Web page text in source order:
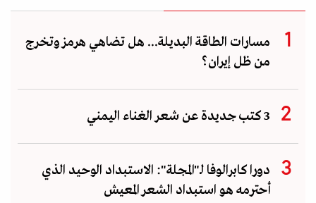
مسارات الطاقة البديلة... هل تضاهي هرمز وتخرج
من ظل إيران؟
3 كتب جديدة عن شعر الغناء اليمني
دورا كابرالوفا لـ"المجلة": الاستبداد الوحيد الذي
أحترمه هو استبداد الشعر المعيش